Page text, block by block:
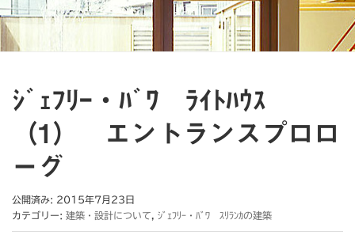
ｼﾞｪﾌﾘｰ・ﾊﾞﾜ ﾗｲﾄﾊｳｽ
（1） エントランスプロロ
ーグ
公開済み: 2015年7月23日
カテゴリー: 建築・設計について ｼﾞｪﾌﾘｰ・ﾊﾞﾜ ｽﾘﾗﾝｶの建築